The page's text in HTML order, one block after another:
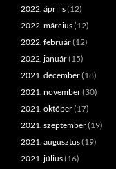
2022. április(12)
2022. március(12)
2022. február(12)
2022. január(15)
2021. december(18)
2021. november(30)
2021. október(17)
2021. szeptember(19)
2021. augusztus(19)
2021. július(16)